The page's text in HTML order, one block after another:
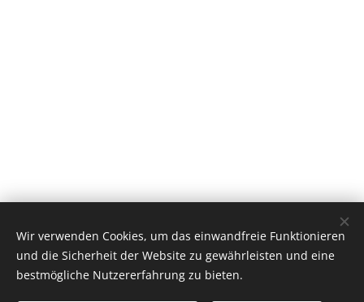
Wir verwenden Cookies, um das einwandfreie Funktionieren
und die Sicherheit der Website zu gewährleisten und eine
bestmögliche Nutzererfahrung zu bieten.